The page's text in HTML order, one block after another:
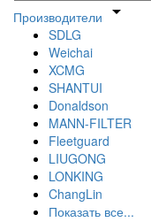
Производители arrow_drop_down
SDLG
Weichai
XCMG
SHANTUI
Donaldson
MANN-FILTER
Fleetguard
LIUGONG
LONKING
ChangLin
Показать все...